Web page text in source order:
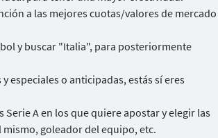
a las mejores cuotas/valores de mercado
y buscar "Italia", para posteriormente
especiales o anticipadas, estás sí eres
A en los que quiere apostar y elegir las
goleador del equipo, etc.